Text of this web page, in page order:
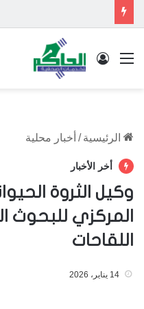
القائمة تسجيل الدخول
الرئيسية / أخبار محلية
أخر الأخبار
وكيل الثروة
المركزي للبحوث
اللقاحات
14 يناير، 2026